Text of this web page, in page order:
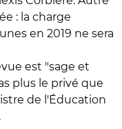
: la charge
en 2019 ne sera
est "sage et
plus le privé que
de l'Éducation